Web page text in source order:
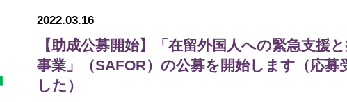
2022.03.16
【助成公募開始】「在留外国人への緊急支援
事業」（SAFOR）の公募を開始します（応募
した）